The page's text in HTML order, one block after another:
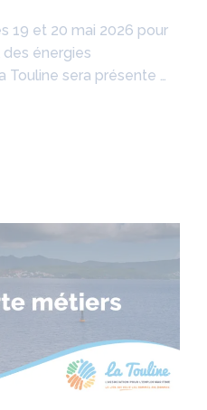
19 et 20 mai 2026 pour
des énergies
Touline sera présente …